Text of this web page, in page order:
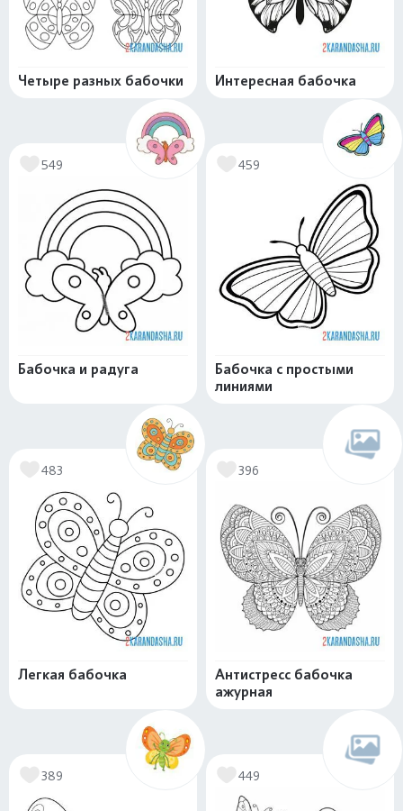
Четыре разных бабочки Интересная бабочка
549
Бабочка и радуга
459
Бабочка с простыми
линиями
483
Легкая бабочка
396
Антистресс бабочка
ажурная
389 449